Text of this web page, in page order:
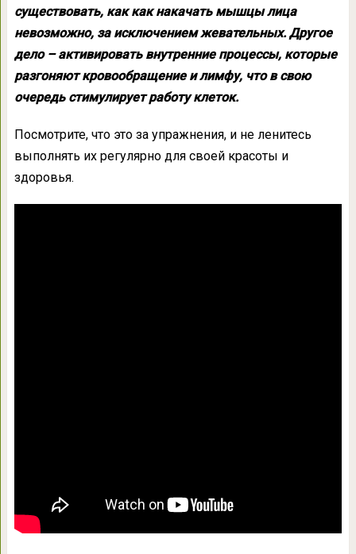
существовать, как как накачать мышцы лица
невозможно, за исключением жевательных. Другое
дело – активировать внутренние процессы, которые
разгоняют кровообращение и лимфу, что в свою
очередь стимулирует работу клеток.
Посмотрите, что это за упражнения, и не ленитесь
выполнять их регулярно для своей красоты и
здоровья.